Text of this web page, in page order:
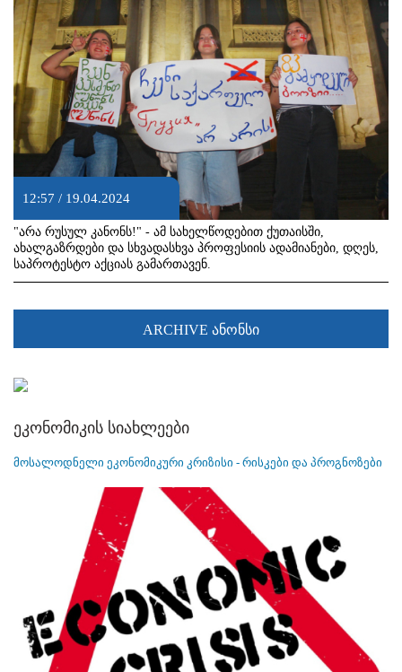
12:57 / 19.04.2024
"არა რუსულ კანონს!" - ამ სახელწოდებით ქუთაისში,
ახალგაზრდები და სხვადასხვა პროფესიის ადამიანები, დღეს,
საპროტესტო აქციას გამართავენ.
ARCHIVE ანონსი
ეკონომიკის სიახლეები
მოსალოდნელი ეკონომიკური კრიზისი - რისკები და პროგნოზები